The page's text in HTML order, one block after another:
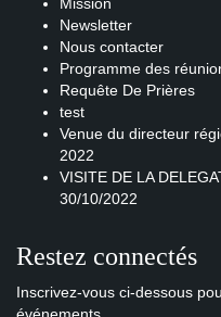
Newsletter
Nous contacter
Programme des
Requête De Prières
test
Venue du directeur
2022
VISITE DE LA
30/10/2022
Restez connectés
Inscrivez-vous ci-dessous